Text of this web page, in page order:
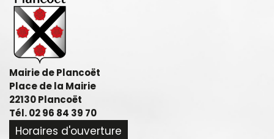
Mairie de Plancoët
Place de la Mairie
22130 Plancoët
Tél. 02 96 84 39 70
Horaires d'ouverture